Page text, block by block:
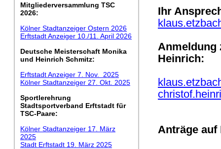
Mitgliederversammlung TSC
2026:
Kölner Stadtanzeiger Ostern 2026
Erftstadt Anzeiger 10./11. April 2026
Deutsche Meisterschaft Monika
und Heinrich Schmitz:
Erftstadt Anzeiger 7. Nov. 2025
Kölner Stadtanzeiger 27. Okt. 2025
Sportlerehrung
Stadtsportverband Erftstadt für
TSC-Paare:
Kölner Stadtanzeiger 17. März
2025
Stadt Erftstadt 19. März 2025
Ihr
Anmeldung
Heinrich:
Anträge